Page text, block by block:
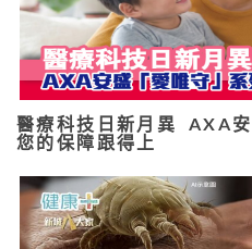
醫療科技日新月異 AXA
您的保障跟得上